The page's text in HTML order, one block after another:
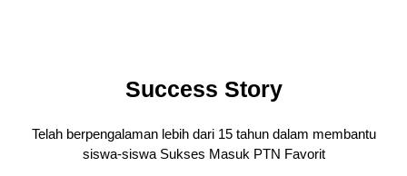
Success Story
Telah berpengalaman lebih dari 15 tahun dalam membantu
siswa-siswa Sukses Masuk PTN Favorit